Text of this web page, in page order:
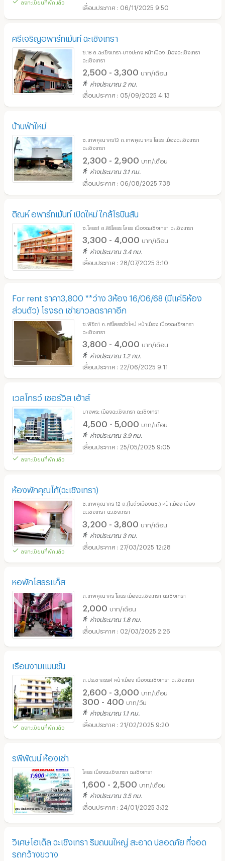
ลงทะเบียนที่พักแล้ว
06/11/2025 9:50
ศรีเจริญอพาร์ทเม้นท์ ฉะเชิงเทรา
ซ.18 ถ.ฉะเชิงเทรา-บางปะกง หน้าเมือง เมืองฉะเชิงเทรา
ฉะเชิงเทรา
2,500 - 3,300 บาท/เดือน
ห่างประมาณ 2 กม.
05/09/2025 4:13
บ้านฟ้าใหม่
ซ.เทพคุณากร13 ถ.เทพคุณากร โสธร เมืองฉะเชิงเทรา
ฉะเชิงเทรา
2,300 - 2,900 บาท/เดือน
ห่างประมาณ 3.1 กม.
06/08/2025 7:38
ติณห์ อพาร์ทเม้นท์ เปิดใหม่ ใกล้โรบินสัน
ซ.โสธร1 ถ.สิริโสธร โสธร เมืองฉะเชิงเทรา ฉะเชิงเทรา
3,300 - 4,000 บาท/เดือน
ห่างประมาณ 3.4 กม.
28/07/2025 3:10
For rent ราคา3,800 **ว่าง 3ห้อง 16/06/68 (มีแค่5ห้อง
ส่วนตัว) โรงรถ เช่ายาวลดราคาอีก
ซ.พิชิต1 ถ.ศรีโสธรตัดใหม่ หน้าเมือง เมืองฉะเชิงเทรา
ฉะเชิงเทรา
3,800 - 4,000 บาท/เดือน
ห่างประมาณ 1.2 กม.
22/06/2025 9:11
เวลโกรว์ เซอร์วิส เฮ้าส์
ลงทะเบียนที่พักแล้ว
บางพระ เมืองฉะเชิงเทรา ฉะเชิงเทรา
4,500 - 5,000 บาท/เดือน
ห่างประมาณ 3.9 กม.
25/05/2025 9:05
ห้องพักคุณโก้(ฉะเชิงเทรา)
ลงทะเบียนที่พักแล้ว
ซ.เทพคุณากร 12 ถ.(ในตัวเมืองฉช.) หน้าเมือง เมือง
ฉะเชิงเทรา ฉะเชิงเทรา
3,200 - 3,800 บาท/เดือน
ห่างประมาณ 3 กม.
27/03/2025 12:28
หอพักโสธรแก็ส
ถ.เทพคุณากร โสธร เมืองฉะเชิงเทรา ฉะเชิงเทรา
2,000 บาท/เดือน
ห่างประมาณ 1.8 กม.
02/03/2025 2:26
เรือนงามแมนชั่น
ลงทะเบียนที่พักแล้ว
ถ.ประชาสรรค์ หน้าเมือง เมืองฉะเชิงเทรา ฉะเชิงเทรา
2,600 - 3,000 บาท/เดือน
300 - 400 บาท/วัน
ห่างประมาณ 1.1 กม.
21/02/2025 9:20
รพีพัฒน์ ห้องเช่า
โสธร เมืองฉะเชิงเทรา ฉะเชิงเทรา
1,600 - 2,500 บาท/เดือน
ห่างประมาณ 3.5 กม.
24/01/2025 3:32
วิเศษโฮเต็ล ฉะเชิงเทรา ริมถนนใหญ่ สะอาด ปลอดภัย ที่จอด
รถกว้างขวาง